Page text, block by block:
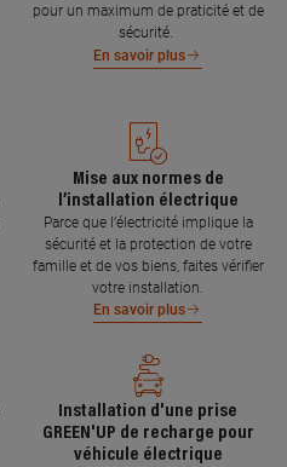
pour un maximum de praticité et de
sécurité.
En savoir plus
Mise aux normes de
l’installation électrique
Parce que l’électricité implique la
sécurité et la protection de votre
famille et de vos biens, faites vérifier
votre installation.
En savoir plus
Installation d'une prise
GREEN'UP de recharge pour
véhicule électrique